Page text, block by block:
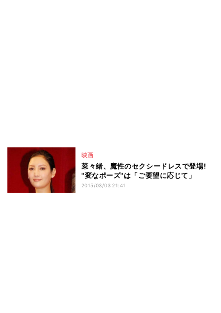
映画
菜々緒、魔性のセクシードレスで登場!
"変なポーズ"は「ご要望に応じて」
2015/03/03 21:41